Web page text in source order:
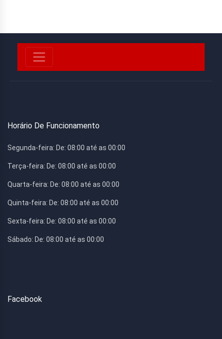
Horário De Funcionamento
Segunda-feira: De: 08:00 até as 00:00
Terça-feira: De: 08:00 até as 00:00
Quarta-feira: De: 08:00 até as 00:00
Quinta-feira: De: 08:00 até as 00:00
Sexta-feira: De: 08:00 até as 00:00
Sábado: De: 08:00 até as 00:00
Facebook